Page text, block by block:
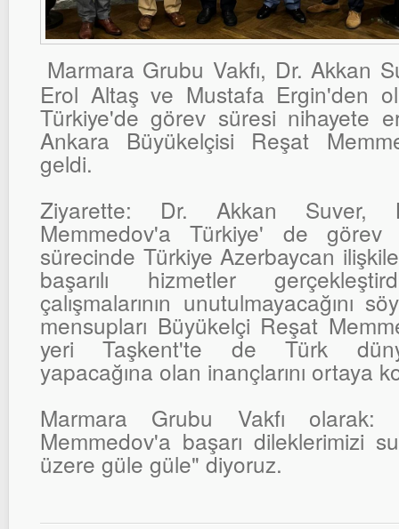
Marmara Grubu Vakfı, Dr. Akkan
Erol Altaş ve Mustafa Ergin'den
Türkiye'de görev süresi nihayete
Ankara Büyükelçisi Reşat
geldi.
Ziyarette: Dr. Akkan Suver,
Memmedov'a Türkiye' de
sürecinde Türkiye Azerbaycan
başarılı hizmetler
çalışmalarının unutulmayacağını
mensupları Büyükelçi Reşat
yeri Taşkent'te de Türk
yapacağına olan inançlarını ortaya
Marmara Grubu Vakfı olarak:
Memmedov'a başarı dileklerimizi
üzere güle güle" diyoruz.